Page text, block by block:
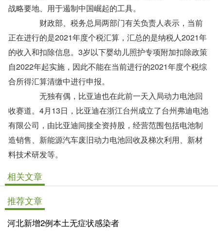
战略要地、用于遏制中国崛起的工具。
财政部、税务总局两部门有关负责人表示，当前
正在进行的是2021年度个税汇算，汇总的是纳税人2021年
的收入和扣除信息。3岁以下婴幼儿照护专项附加扣除政策
自2022年起实施，因此不能在当前进行的2021年度个税综
合所得汇算清缴中进行申报。
无独有偶，比亚迪也在此前一天入局动力电池回
收赛道。4月13日，比亚迪在浙江台州成立了台州弗迪电池
有限公司，由比亚迪间接全资持股，经营范围包括电池制
造销售、新能源汽车废旧动力电池回收及梯次利用、新材
料技术研发等。
相关文章
推荐文章
河北新增2例本土无症状感染者